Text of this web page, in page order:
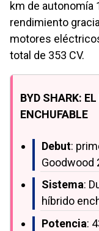
km de autonomía
rendimiento
motores
total de 353 CV.
BYD SHARK:
ENCHUFABLE
Debut:
Goodwood
Sistema:
híbrido
Potencia: